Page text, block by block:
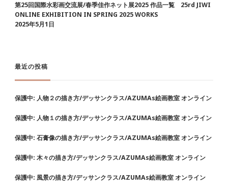
第25回国際水彩画交流展/春季佳作ネット展2025 作品一覧 25rd JIWI
ONLINE EXHIBITION IN SPRING 2025 WORKS
2025年5月1日
最近の投稿
保護中: 人物２の描き方/デッサンクラス/AZUMAs絵画教室 オンライン
保護中: 人物１の描き方/デッサンクラス/AZUMAs絵画教室 オンライン
保護中: 石膏像の描き方/デッサンクラス/AZUMAs絵画教室 オンライン
保護中: 木々の描き方/デッサンクラス/AZUMAs絵画教室 オンライン
保護中: 風景の描き方/デッサンクラス/AZUMAs絵画教室 オンライン